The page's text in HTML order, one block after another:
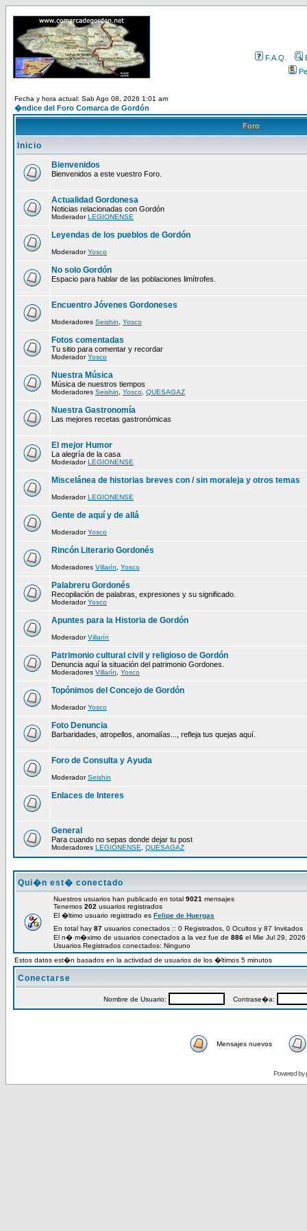
F.A.Q.
Fecha y hora actual: Sab Ago 08, 2026 1:01 am
�ndice del Foro Comarca de Gordón
Foro
Inicio
Bienvenidos
Bienvenidos a este vuestro Foro.
Actualidad Gordonesa
Noticias relacionadas con Gordón
ModeradorLEGIONENSE
Leyendas de los pueblos de Gordón
ModeradorYosco
No solo Gordón
Espacio para hablar de las poblaciones limítrofes.
Encuentro Jóvenes Gordoneses
Moderadores Seishin Yosco
Fotos comentadas
Tu sitio para comentar y recordar
ModeradorYosco
Nuestra Música
Música de nuestros tiempos
Moderadores Seishin Yosco QUESAGAZ
Nuestra Gastronomía
Las mejores recetas gastronómicas
El mejor Humor
La alegría de la casa
ModeradorLEGIONENSE
Miscelánea de historias breves con / sin moraleja y otros temas
ModeradorLEGIONENSE
Gente de aquí y de allá
ModeradorYosco
Rincón Literario Gordonés
Moderadores Villarín Yosco
Palabreru Gordonés
Recopilación de palabras, expresiones y su significado.
ModeradorYosco
Apuntes para la Historia de Gordón
ModeradorVillarín
Patrimonio cultural civil y religioso de Gordón
Denuncia aquí la situación del patrimonio Gordones.
Moderadores Villarín Yosco
Topónimos del Concejo de Gordón
ModeradorYosco
Foto Denuncia
Barbaridades, atropellos, anomalías..., refleja tus quejas aquí.
Foro de Consulta y Ayuda
ModeradorSeishin
Enlaces de Interes
General
Para cuando no sepas donde dejar tu post
Moderadores LEGIONENSE QUESAGAZ
Qui�n est� conectado
Nuestros usuarios han publicado en total 9021 mensajes
Tenemos 202 usuarios registrados
El �ltimo usuario registrado es Felipe de Huergas
En total hay 87 usuarios conectados :: 0 Registrados, 0 Ocultos y 87
El n� m�ximo de usuarios conectados a la vez fue de 886 el Mie Jul 29,
Usuarios Registrados conectados: Ninguno
Estos datos est�n basados en la actividad de usuarios de los �ltimos 5 minutos
Conectarse
Nombre de Usuario: Contrase�a:
Mensajes nuevos
Powered by